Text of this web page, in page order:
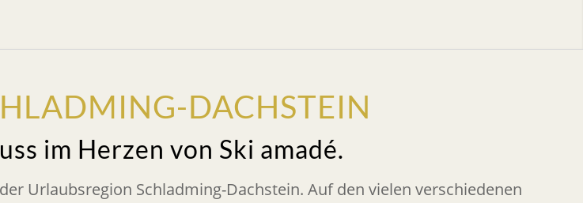
DACHSTEIN
im Herzen von Ski amadé.
Urlaubsregion Schladming-Dachstein. Auf den vielen verschiedenen